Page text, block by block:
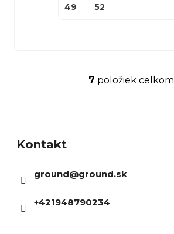
49 52
O
7 položiek celkom
Kontakt
ground@ground.sk
+421948790234